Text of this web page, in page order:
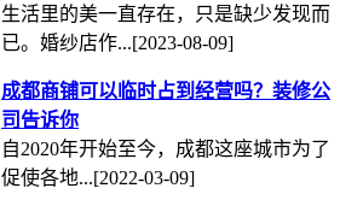
生活里的美一直存在，只是缺少发现而
已。婚纱店作...[2023-08-09]
成都商铺可以临时占到经营吗？装修公
司告诉你
自2020年开始至今，成都这座城市为了
促使各地...[2022-03-09]